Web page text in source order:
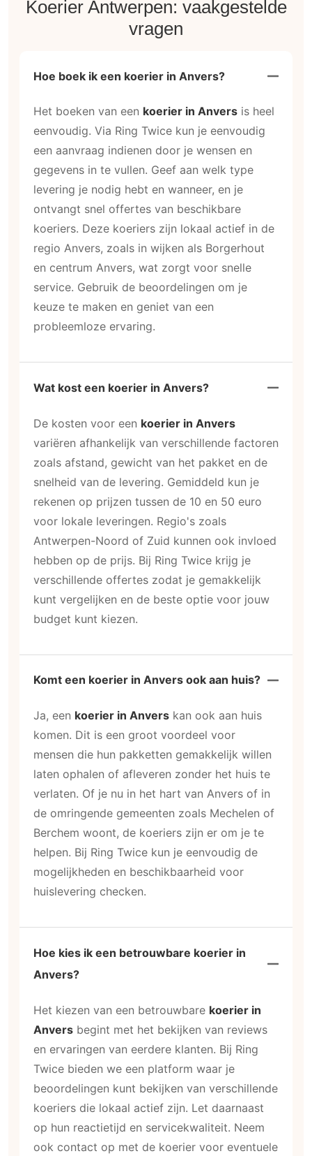
Koerier Antwerpen: vaakgestelde
vragen
Hoe boek ik een koerier in Anvers?
Het boeken van een koerier in Anvers is heel
eenvoudig. Via Ring Twice kun je eenvoudig
een aanvraag indienen door je wensen en
gegevens in te vullen. Geef aan welk type
levering je nodig hebt en wanneer, en je
ontvangt snel offertes van beschikbare
koeriers. Deze koeriers zijn lokaal actief in de
regio Anvers, zoals in wijken als Borgerhout
en centrum Anvers, wat zorgt voor snelle
service. Gebruik de beoordelingen om je
keuze te maken en geniet van een
probleemloze ervaring.
Wat kost een koerier in Anvers?
De kosten voor een koerier in Anvers
variëren afhankelijk van verschillende factoren
zoals afstand, gewicht van het pakket en de
snelheid van de levering. Gemiddeld kun je
rekenen op prijzen tussen de 10 en 50 euro
voor lokale leveringen. Regio's zoals
Antwerpen-Noord of Zuid kunnen ook invloed
hebben op de prijs. Bij Ring Twice krijg je
verschillende offertes zodat je gemakkelijk
kunt vergelijken en de beste optie voor jouw
budget kunt kiezen.
Komt een koerier in Anvers ook aan huis?
Ja, een koerier in Anvers kan ook aan huis
komen. Dit is een groot voordeel voor
mensen die hun pakketten gemakkelijk willen
laten ophalen of afleveren zonder het huis te
verlaten. Of je nu in het hart van Anvers of in
de omringende gemeenten zoals Mechelen of
Berchem woont, de koeriers zijn er om je te
helpen. Bij Ring Twice kun je eenvoudig de
mogelijkheden en beschikbaarheid voor
huislevering checken.
Hoe kies ik een betrouwbare koerier in
Anvers?
Het kiezen van een betrouwbare koerier in
Anvers begint met het bekijken van reviews
en ervaringen van eerdere klanten. Bij Ring
Twice bieden we een platform waar je
beoordelingen kunt bekijken van verschillende
koeriers die lokaal actief zijn. Let daarnaast
op hun reactietijd en servicekwaliteit. Neem
ook contact op met de koerier voor eventuele